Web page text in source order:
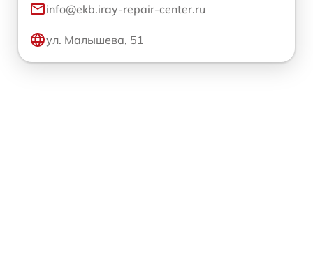
info@ekb.iray-repair-center.ru
ул. Малышева, 51